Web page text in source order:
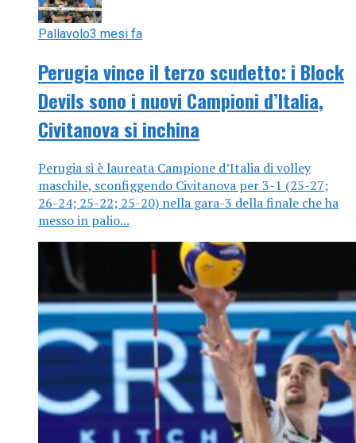
Pallavolo3 mesi fa
Perugia vince il terzo scudetto: i Block
Devils sono i nuovi Campioni d’Italia,
Civitanova si inchina
Perugia si è laureata Campione d’Italia di volley
maschile, sconfiggendo Civitanova per 3-1 (25-27;
26-24; 25-22; 25-20) nella gara-3 della finale che ha
messo in palio...